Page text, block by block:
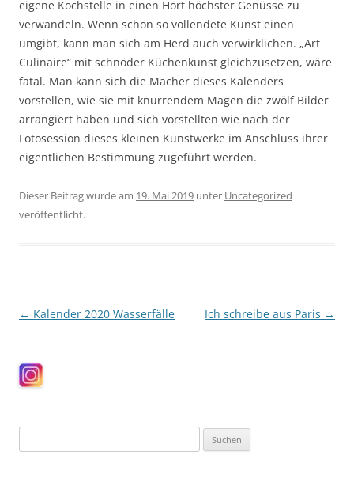
eigene Kochstelle in einen Hort höchster Genüsse zu
verwandeln. Wenn schon so vollendete Kunst einen
umgibt, kann man sich am Herd auch verwirklichen. „Art
Culinaire“ mit schnöder Küchenkunst gleichzusetzen, wäre
fatal. Man kann sich die Macher dieses Kalenders
vorstellen, wie sie mit knurrendem Magen die zwölf Bilder
arrangiert haben und sich vorstellten wie nach der
Fotosession dieses kleinen Kunstwerke im Anschluss ihrer
eigentlichen Bestimmung zugeführt werden.
Dieser Beitrag wurde am 19. Mai 2019 unter Uncategorized
veröffentlicht.
Beitragsnavigation
← Kalender 2020 Wasserfälle Ich schreibe aus Paris →
nach: